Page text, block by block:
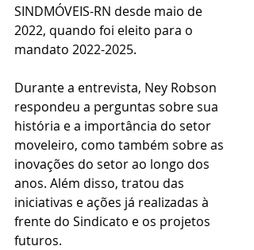
SINDMÓVEIS-RN desde maio de
2022, quando foi eleito para o
mandato 2022-2025.
Durante a entrevista, Ney Robson
respondeu a perguntas sobre sua
história e a importância do setor
moveleiro, como também sobre as
inovações do setor ao longo dos
anos. Além disso, tratou das
iniciativas e ações já realizadas à
frente do Sindicato e os projetos
futuros.